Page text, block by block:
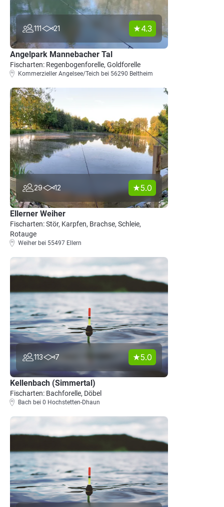
111 21 4.3
Angelpark Mannebacher Tal
Fischarten: Regenbogenforelle, Goldforelle
Kommerzieller Angelsee/Teich bei 56290 Beltheim
29 12 5.0
Ellerner Weiher
Fischarten: Stör, Karpfen, Brachse, Schleie,
Rotauge
Weiher bei 55497 Ellern
113 7 5.0
Kellenbach (Simmertal)
Fischarten: Bachforelle, Döbel
Bach bei 0 Hochstetten-Dhaun